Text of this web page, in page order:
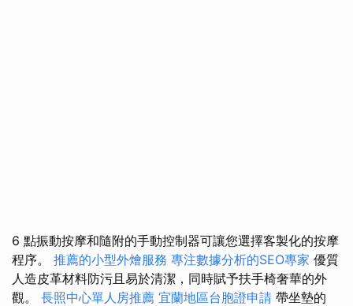
6 點振動按摩和隨附的手動控制器可讓您選擇客製化的按摩
程序。 推薦的小型外燴服務 專注數據分析的SEO專家 優質
人造皮革材料防污且易於清潔，同時賦予扶手椅奢華的外
觀。 長照中心單人房推薦 宜蘭地區台胞證申請 帶坐墊的